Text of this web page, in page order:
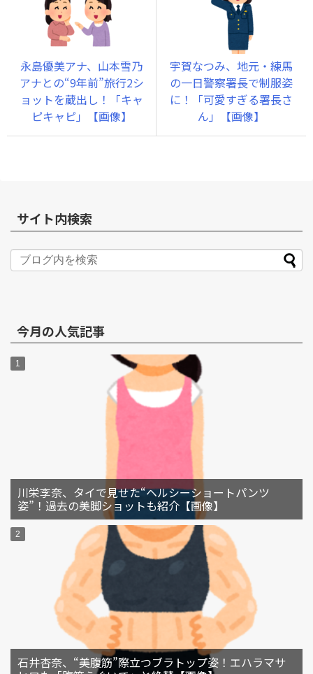
永島優美アナ、山本雪乃
アナとの“9年前”旅行2シ
ョットを蔵出し！「キャ
ピキャピ」【画像】
宇賀なつみ、地元・練馬
の一日警察署長で制服姿
に！「可愛すぎる署長さ
ん」【画像】
サイト内検索
今月の人気記事
川栄李奈、タイで見せた“ヘルシーショートパンツ
姿”！過去の美脚ショットも紹介【画像】
石井杏奈、“美腹筋”際立つブラトップ姿！エハラマサ